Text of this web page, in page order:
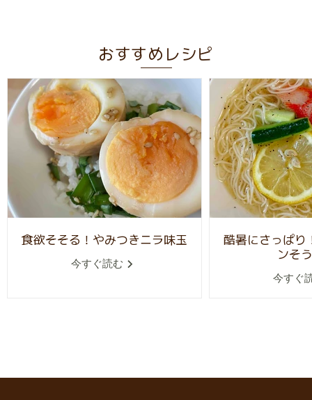
おすすめレシピ
食欲そそる！やみつきニラ味玉
今すぐ読む
酷暑にさっぱり
ンそ
今すぐ